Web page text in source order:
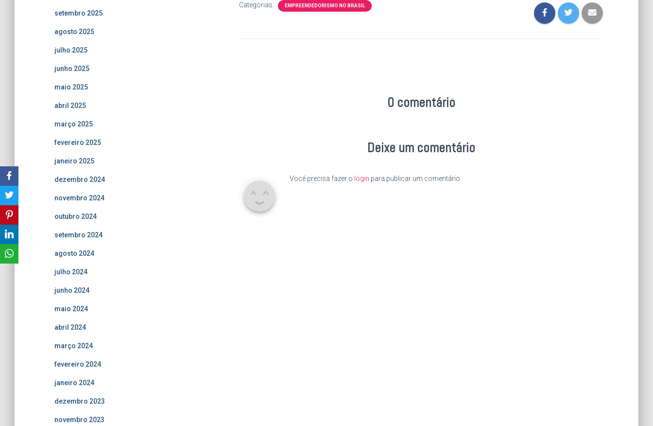
setembro 2025
agosto 2025
julho 2025
junho 2025
maio 2025
abril 2025
março 2025
fevereiro 2025
janeiro 2025
dezembro 2024
novembro 2024
outubro 2024
setembro 2024
agosto 2024
julho 2024
junho 2024
maio 2024
abril 2024
março 2024
fevereiro 2024
janeiro 2024
dezembro 2023
novembro 2023
Categorias: EMPREENDEDORISMO NO BRASIL
0 comentário
Deixe um comentário
Você precisa fazer o login para publicar um comentário.